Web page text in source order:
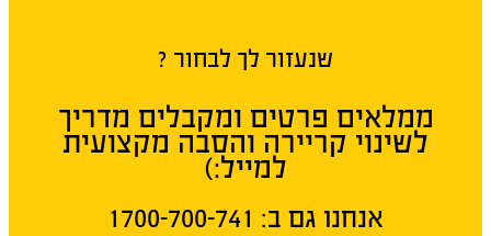
שנעזור לך לבחור ?
ממלאים פרטים ומקבלים מדריך
לשינוי קריירה והסבה מקצועית
למייל:)
אנחנו גם ב:​ 1700-700-741